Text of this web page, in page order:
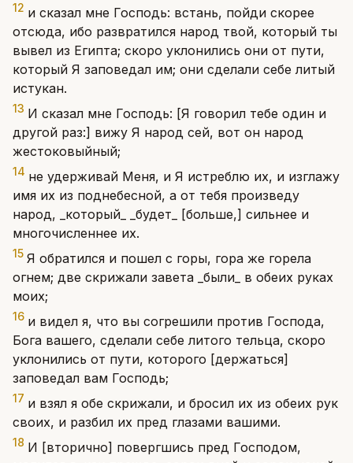
12 и сказал мне Господь: встань, пойди скорее
отсюда, ибо развратился народ твой, который ты
вывел из Египта; скоро уклонились они от пути,
который Я заповедал им; они сделали себе литый
истукан.
13 И сказал мне Господь: [Я говорил тебе один и
другой раз:] вижу Я народ сей, вот он народ
жестоковыйный;
14 не удерживай Меня, и Я истреблю их, и изглажу
имя их из поднебесной, а от тебя произведу
народ, _который_ _будет_ [больше,] сильнее и
многочисленнее их.
15 Я обратился и пошел с горы, гора же горела
огнем; две скрижали завета _были_ в обеих руках
моих;
16 и видел я, что вы согрешили против Господа,
Бога вашего, сделали себе литого тельца, скоро
уклонились от пути, которого [держаться]
заповедал вам Господь;
17 и взял я обе скрижали, и бросил их из обеих рук
своих, и разбил их пред глазами вашими.
18 И [вторично] повергшись пред Господом,